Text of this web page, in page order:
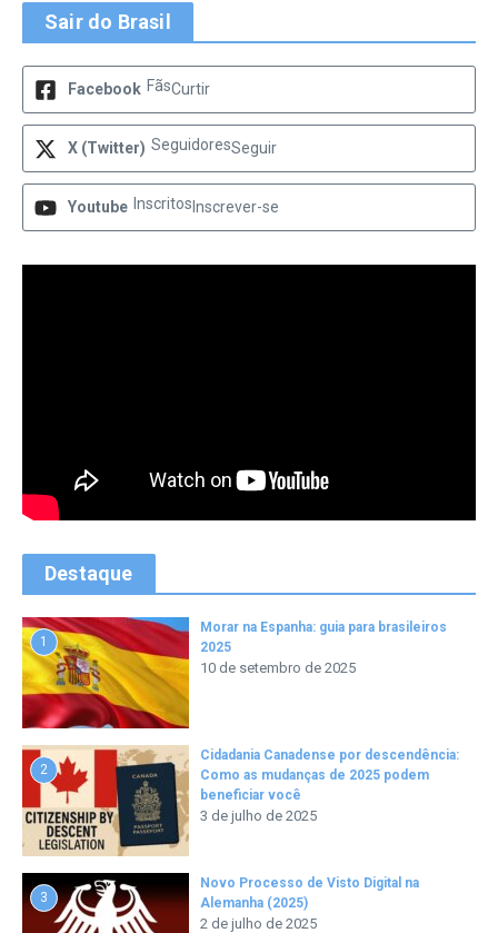
Sair do Brasil
Facebook FãsCurtir
X (Twitter) SeguidoresSeguir
Youtube Inscritos Inscrever-se
Destaque
1
Morar na Espanha: guia para brasileiros
2025
10 de setembro de 2025
2
Cidadania Canadense por descendência:
Como as mudanças de 2025 podem
beneficiar você
3 de julho de 2025
3
Novo Processo de Visto Digital na
Alemanha (2025)
2 de julho de 2025